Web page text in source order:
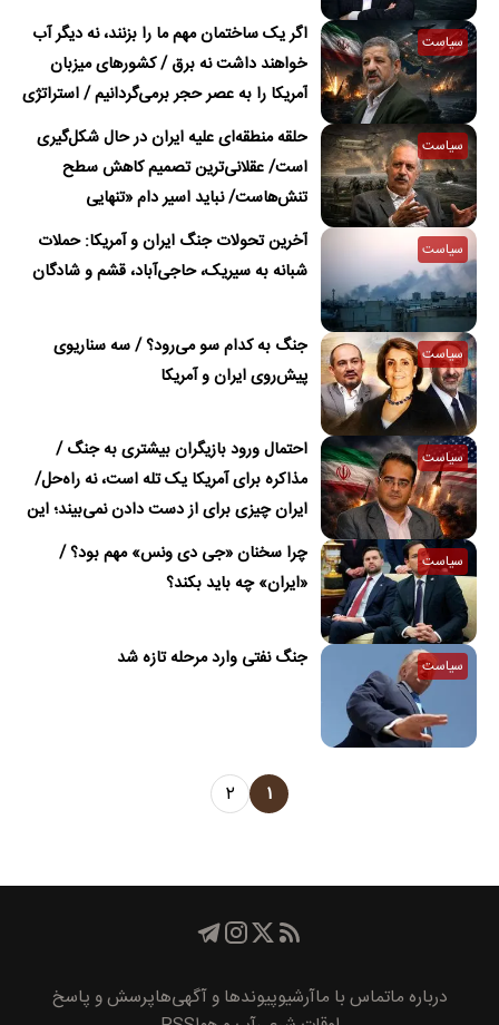
اند
سیاست
اگر یک ساختمان مهم ما را بزنند، نه دیگر آب
خواهند داشت نه برق / کشورهای میزبان
آمریکا را به عصر حجر برمی‌گردانیم / استراتژی
باید سر در برابر چشم باشد / پختن قورباغه
در آب جوش بسیار خطرناک است
سیاست
حلقه منطقه‌ای علیه ایران در حال شکل‌گیری
است/ عقلانی‌ترین تصمیم کاهش سطح
تنش‌هاست/ نباید اسیر دام «تنهایی
استراتژیک» شویم/ فضا صرفا به نفع
تندروهاست/ وضعیت فعلی را کنترل نکنیم به
جنگ ویرانگر می‌رسیم
سیاست
آخرین تحولات جنگ ایران و آمریکا: حملات
شبانه به سیریک، حاجی‌آباد، قشم و شادگان
سیاست
جنگ به کدام سو می‌رود؟ / سه سناریوی
پیش‌روی ایران و آمریکا
سیاست
احتمال ورود بازیگران بیشتری به جنگ /
مذاکره برای آمریکا یک تله است، نه راه‌حل/
ایران چیزی برای از دست دادن نمی‌بیند؛ این
خطرناک‌ترین مرحله تقابل است
سیاست
چرا سخنان «جی دی ونس» مهم بود؟ /
«ایران» چه باید بکند؟
سیاست جنگ نفتی وارد مرحله تازه شد
۱ ۲
درباره ماتماس با ماآرشیوپیوند‌ها و آگهی‌هاپرسش و پاسخ